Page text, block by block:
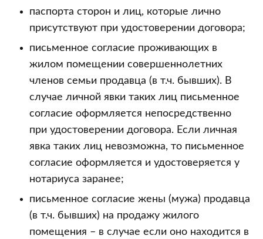
паспорта сторон и лиц, которые лично
присутствуют при удостоверении договора;
письменное согласие проживающих в
жилом помещении совершеннолетних
членов семьи продавца (в т.ч. бывших). В
случае личной явки таких лиц письменное
согласие оформляется непосредственно
при удостоверении договора. Если личная
явка таких лиц невозможна, то письменное
согласие оформляется и удостоверяется у
нотариуса заранее;
письменное согласие жены (мужа) продавца
(в т.ч. бывших) на продажу жилого
помещения – в случае если оно находится в